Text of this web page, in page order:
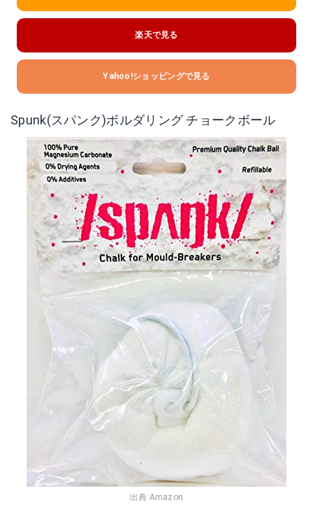
楽天で見る
Yahoo!ショッピングで見る
Spunk(スパンク)ボルダリング チョークボール
出典:Amazon